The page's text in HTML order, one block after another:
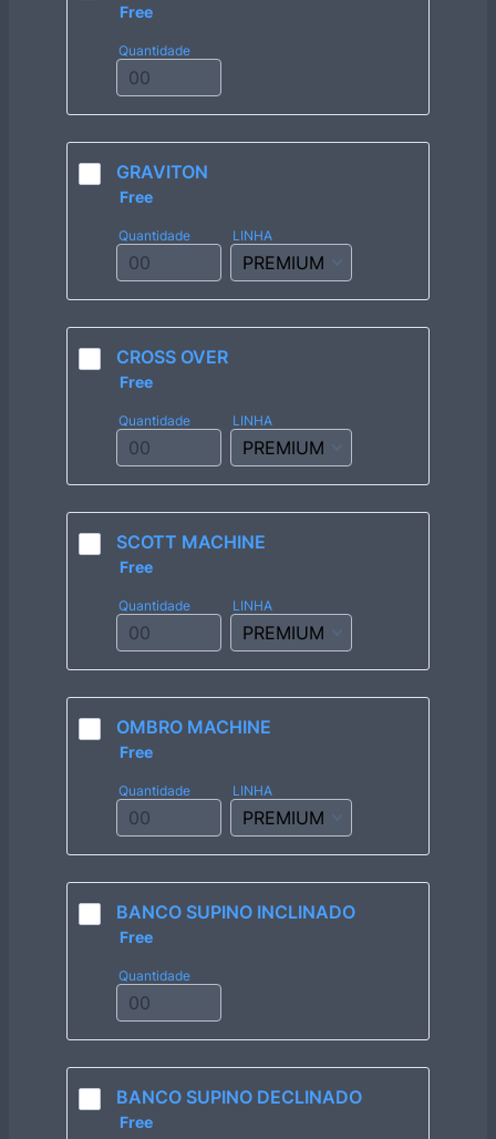
Free
Free
Quantidade
GRAVITON
Free
Free
Quantidade LINHA
CROSS OVER
Free
Free
Quantidade LINHA
SCOTT MACHINE
Free
Free
Quantidade LINHA
OMBRO MACHINE
Free
Free
Quantidade LINHA
BANCO SUPINO INCLINADO
Free
Free
Quantidade
BANCO SUPINO DECLINADO
Free
Free